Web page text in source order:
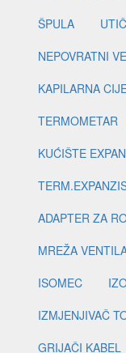
ŠPULA
NEPOVRATNI
KAPILARNA
TERMOMETAR
KUĆIŠTE
ADAPTER ZA
MREŽA
ISOMEC
IZMJENJIVAČ
GRIJAČI KABEL